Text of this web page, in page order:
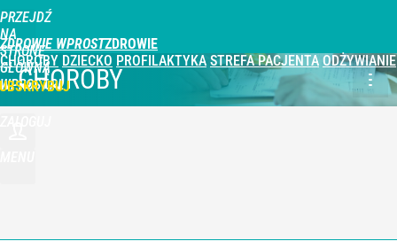
PRZEJDŹ
NA
STRONĘ
GŁÓWNĄ
WPROST.PL
ZDROWIE WPROST
CHOROBY DZIECKO PROFILAKTYKA STREFA PACJENTA ODŻYWIANIE
CHOROBY